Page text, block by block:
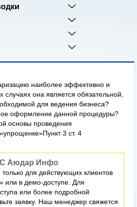
наиболее эффективно и
случаях она является обязательной,
для ведения бизнеса?
оформление данной процедуры?
основы проведения
3 ст. 4
Аюдар Инфо
для действующих клиентов
в демо-доступе. Для
или более подробной
заявку. Наш менеджер свяжется